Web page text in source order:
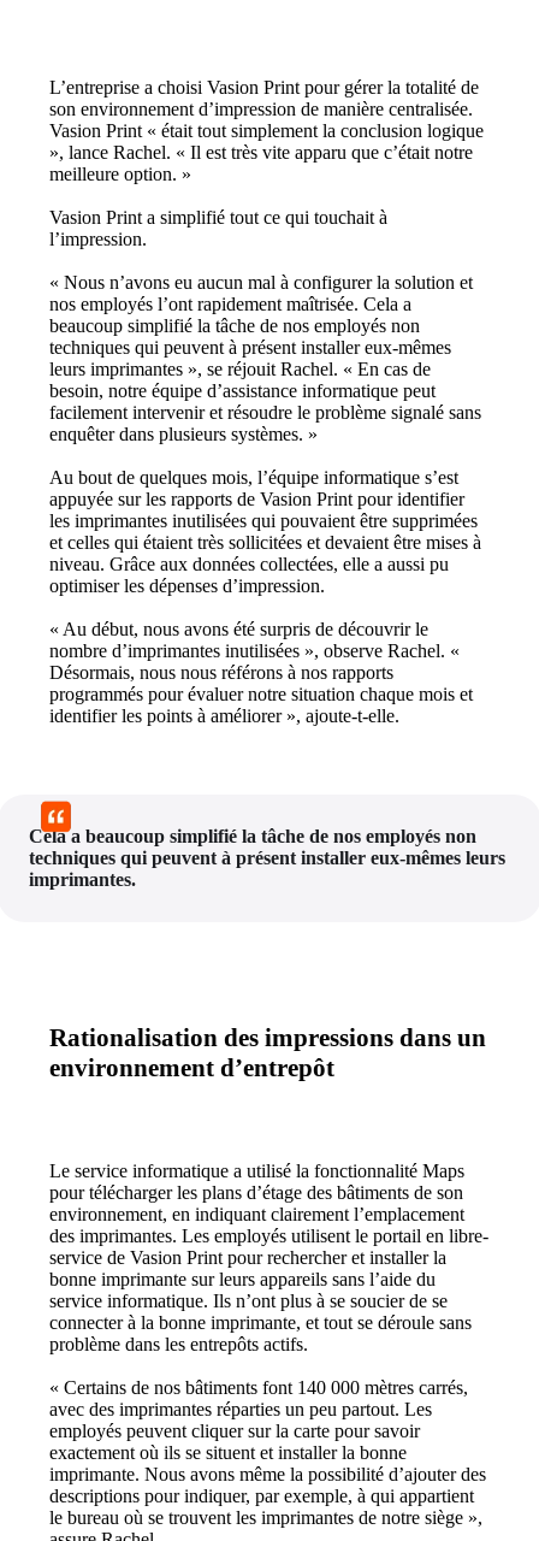
L’entreprise a choisi Vasion Print pour gérer la totalité de
son environnement d’impression de manière centralisée.
Vasion Print « était tout simplement la conclusion logique
», lance Rachel. « Il est très vite apparu que c’était notre
meilleure option. »
Vasion Print a simplifié tout ce qui touchait à
l’impression.
« Nous n’avons eu aucun mal à configurer la solution et
nos employés l’ont rapidement maîtrisée. Cela a
beaucoup simplifié la tâche de nos employés non
techniques qui peuvent à présent installer eux-mêmes
leurs imprimantes », se réjouit Rachel. « En cas de
besoin, notre équipe d’assistance informatique peut
facilement intervenir et résoudre le problème signalé sans
enquêter dans plusieurs systèmes. »
Au bout de quelques mois, l’équipe informatique s’est
appuyée sur les rapports de Vasion Print pour identifier
les imprimantes inutilisées qui pouvaient être supprimées
et celles qui étaient très sollicitées et devaient être mises à
niveau. Grâce aux données collectées, elle a aussi pu
optimiser les dépenses d’impression.
« Au début, nous avons été surpris de découvrir le
nombre d’imprimantes inutilisées », observe Rachel. «
Désormais, nous nous référons à nos rapports
programmés pour évaluer notre situation chaque mois et
identifier les points à améliorer », ajoute-t-elle.
Cela a beaucoup simplifié la tâche de nos employés non
techniques qui peuvent à présent installer eux-mêmes leurs
imprimantes.
Rationalisation des impressions dans un
environnement d’entrepôt
Le service informatique a utilisé la fonctionnalité Maps
pour télécharger les plans d’étage des bâtiments de son
environnement, en indiquant clairement l’emplacement
des imprimantes. Les employés utilisent le portail en libre-
service de Vasion Print pour rechercher et installer la
bonne imprimante sur leurs appareils sans l’aide du
service informatique. Ils n’ont plus à se soucier de se
connecter à la bonne imprimante, et tout se déroule sans
problème dans les entrepôts actifs.
« Certains de nos bâtiments font 140 000 mètres carrés,
avec des imprimantes réparties un peu partout. Les
employés peuvent cliquer sur la carte pour savoir
exactement où ils se situent et installer la bonne
imprimante. Nous avons même la possibilité d’ajouter des
descriptions pour indiquer, par exemple, à qui appartient
le bureau où se trouvent les imprimantes de notre siège »,